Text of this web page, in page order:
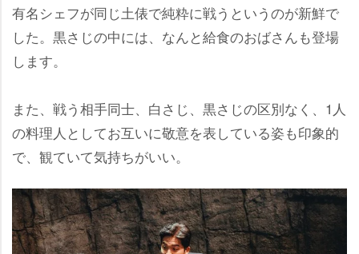
有名シェフが同じ土俵で純粋に戦うというのが新鮮で
した。黒さじの中には、なんと給食のおばさんも登場
します。
また、戦う相手同士、白さじ、黒さじの区別なく、1人
の料理人としてお互いに敬意を表している姿も印象的
で、観ていて気持ちがいい。